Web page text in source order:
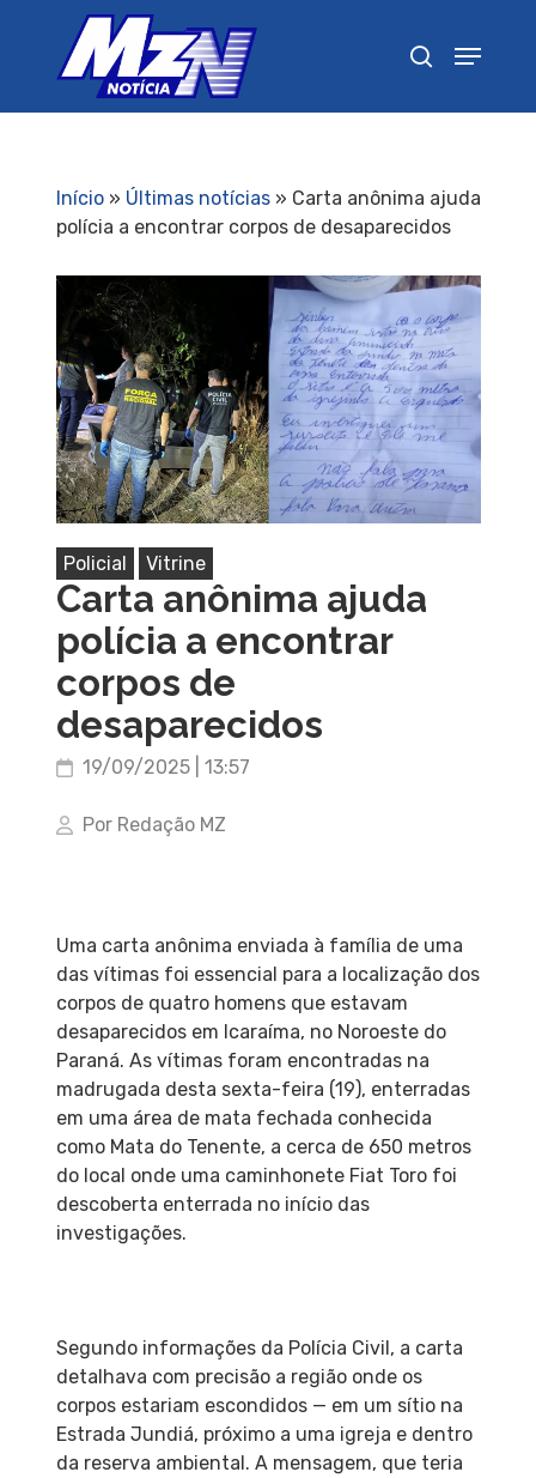
Início» Últimas notícias» Carta anônima ajuda
polícia a encontrar corpos de desaparecidos
Policial Vitrine
Carta anônima ajuda
polícia a encontrar
corpos de
desaparecidos
19/09/2025 | 13:57
Por Redação MZ
Uma carta anônima enviada à família de uma
das vítimas foi essencial para a localização dos
corpos de quatro homens que estavam
desaparecidos em Icaraíma, no Noroeste do
Paraná. As vítimas foram encontradas na
madrugada desta sexta-feira (19), enterradas
em uma área de mata fechada conhecida
como Mata do Tenente, a cerca de 650 metros
do local onde uma caminhonete Fiat Toro foi
descoberta enterrada no início das
investigações.
Segundo informações da Polícia Civil, a carta
detalhava com precisão a região onde os
corpos estariam escondidos — em um sítio na
Estrada Jundiá, próximo a uma igreja e dentro
da reserva ambiental. A mensagem, que teria